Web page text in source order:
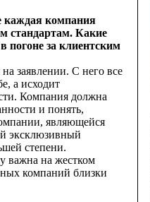
каждая компания
стандартам. Какие
за клиентским
заявлении. С него все
а исходит
Компания должна
и понять,
являющейся
эксклюзивный
степени.
важна на жестком
компаний близки